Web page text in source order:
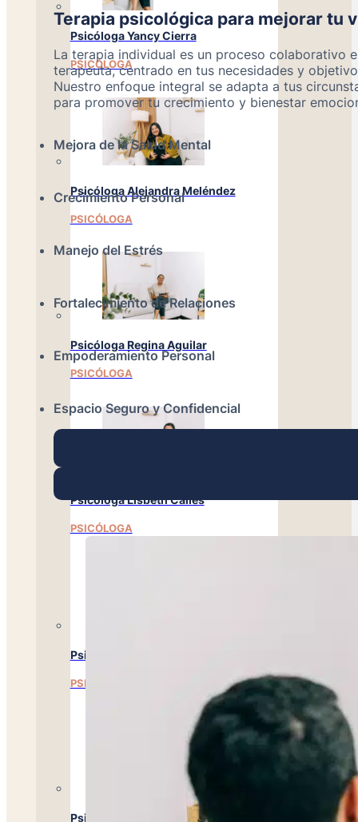
Psicóloga Yancy Cierra
PSICÓLOGA
Psicóloga Alejandra Meléndez
PSICÓLOGA
Psicóloga Regina Aguilar
PSICÓLOGA
Psicóloga Lisbeth Calles
PSICÓLOGA
Psicóloga Emely Barrera
PSICÓLOGA
Psicóloga Evelyn Flores
Terapia psicológica para mejorar tu
La terapia individual es un proceso colaborativo
terapeuta, centrado en tus necesidades y
Nuestro enfoque integral se adapta a tus
para promover tu crecimiento y bienestar
Mejora de la Salud Mental
Crecimiento Personal
Manejo del Estrés
Fortalecimiento de Relaciones
Empoderamiento Personal
Espacio Seguro y Confidencial